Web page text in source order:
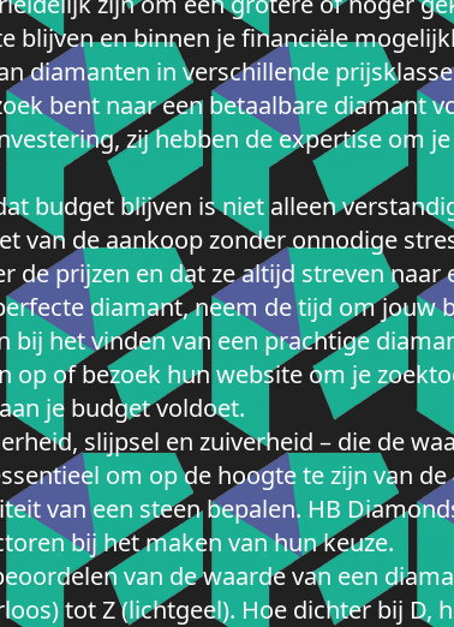
blijven en binnen je financiële
diamanten in verschillende
bent naar een betaalbare diamant
zij hebben de expertise om
budget blijven is niet alleen
van de aankoop zonder onnodige
de prijzen en dat ze altijd streven
diamant, neem de tijd om jouw
bij het vinden van een prachtige
of bezoek hun website om je
je budget voldoet.
slijpsel en zuiverheid – die de
om op de hoogte te zijn van de
van een steen bepalen. HB
bij het maken van hun keuze.
van de waarde van een
tot Z (lichtgeel). Hoe dichter bij D,